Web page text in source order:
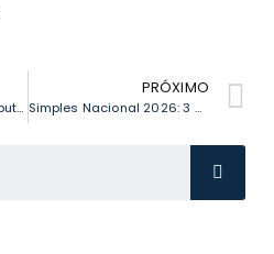
Impacto da Reforma Tributária para Prestadores de Serviços
PRÓXIMO
Simples Nacional 2026: 3 mil empresas em Goiás em risco